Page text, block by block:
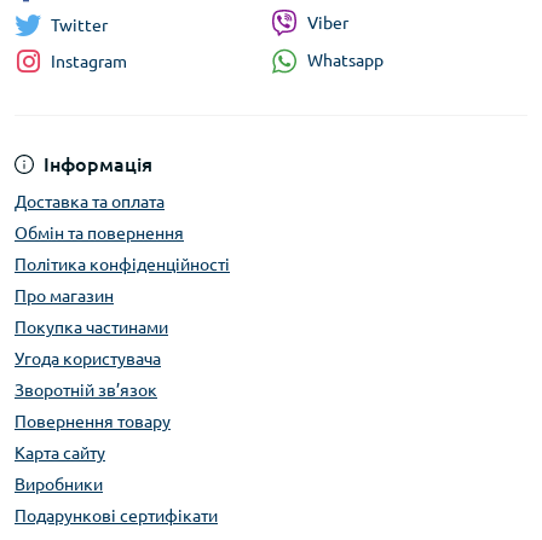
Інформація
Доставка та оплата
Обмін та повернення
Політика конфіденційності
Про магазин
Покупка частинами
Угода користувача
Зворотній зв’язок
Повернення товару
Карта сайту
Виробники
Подарункові сертифікати
Twitter
Instagram
Viber
Whatsapp